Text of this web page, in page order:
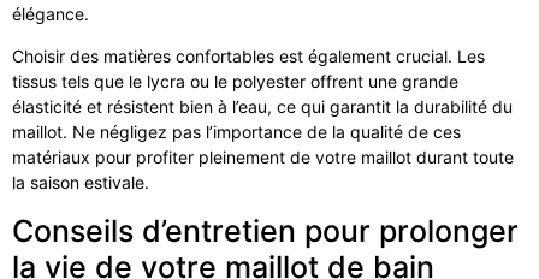
élégance.
Choisir des matières confortables est également crucial. Les
tissus tels que le lycra ou le polyester offrent une grande
élasticité et résistent bien à l’eau, ce qui garantit la durabilité du
maillot. Ne négligez pas l’importance de la qualité de ces
matériaux pour profiter pleinement de votre maillot durant toute
la saison estivale.
Conseils d’entretien pour prolonger
la vie de votre maillot de bain